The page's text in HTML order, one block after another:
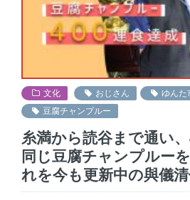
文化 おじさん ゆんた
豆腐チャンプルー
糸満から読谷まで通い
同じ豆腐チャンプルー
れを今も更新中の與儀清